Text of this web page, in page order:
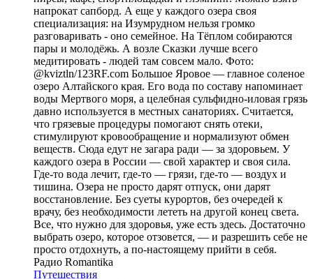
напрокат сапборд. А еще у каждого озера своя
специализация: на Изумрудном нельзя громко
разговаривать - оно семейное. На Тёплом собираются
пары и молодёжь. А возле Сказки лучше всего
медитировать - людей там совсем мало. Фото:
@kviztln/123RF.com Большое Яровое — главное соленое
озеро Алтайского края. Его вода по составу напоминает
воды Мертвого моря, а целебная сульфидно-иловая грязь
давно используется в местных санаториях. Считается,
что грязевые процедуры помогают снять отеки,
стимулируют кровообращение и нормализуют обмен
веществ. Сюда едут не загара ради — за здоровьем. У
каждого озера в России — свой характер и своя сила.
Где-то вода лечит, где-то — грязи, где-то — воздух и
тишина. Озера не просто дарят отпуск, они дарят
восстановление. Без суеты курортов, без очередей к
врачу, без необходимости лететь на другой конец света.
Все, что нужно для здоровья, уже есть здесь. Достаточно
выбрать озеро, которое отзовется, — и разрешить себе не
просто отдохнуть, а по-настоящему прийти в себя.
Радио Romantika
Путешествия